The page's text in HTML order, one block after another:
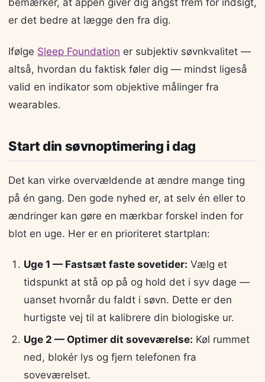
bemærker, at appen giver dig angst frem for indsigt,
er det bedre at lægge den fra dig.
Ifølge Sleep Foundation er subjektiv søvnkvalitet —
altså, hvordan du faktisk føler dig — mindst ligeså
valid en indikator som objektive målinger fra
wearables.
Start din søvnoptimering i dag
Det kan virke overvældende at ændre mange ting
på én gang. Den gode nyhed er, at selv én eller to
ændringer kan gøre en mærkbar forskel inden for
blot en uge. Her er en prioriteret startplan:
Uge 1 — Fastsæt faste sovetider: Vælg et
tidspunkt at stå op på og hold det i syv dage —
uanset hvornår du faldt i søvn. Dette er den
hurtigste vej til at kalibrere din biologiske ur.
Uge 2 — Optimer dit soveværelse: Køl rummet
ned, blokér lys og fjern telefonen fra
soveværelset.